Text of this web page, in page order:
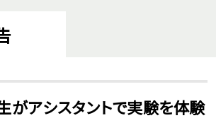
がアシスタントで実験を体験